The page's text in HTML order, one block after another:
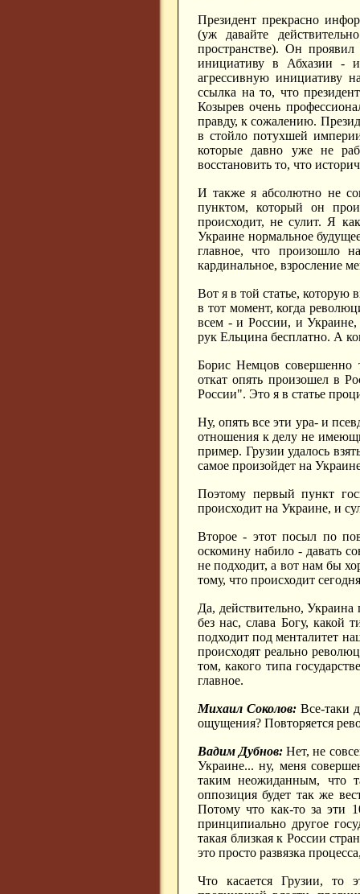
Президент прекрасно
(уж давайте
пространстве). Он
инициативу в Абхазии -
агрессивную инициативу
ссылка на то, что
Козырев очень
правду, к сожалению.
в стойло потухшей
которые давно уже не
восстановить то, что
И также я абсолютно не
пунктом, который он
происходит, не сулит. Я
Украине нормальное
главное, что произошло
кардинальное, взросление
Вот я в той статье,
в тот момент, когда
всем - и России, и
рук Ельцина бесплатно. А
Борис Немцов совершенно
откат опять произошел в
России". Это я в статье
Ну, опять все эти ура- и
отношения к делу не
пример. Грузии удалось
самое произойдет на
Поэтому первый пункт
происходит на Украине, и
Второе - этот посыл по
оскомину набило - давать
не подходит, а вот нам бы
тому, что происходит
Да, действительно, Украина
без нас, слава Богу, какой
подходит под менталитет
происходят реально
том, какого типа
главное.
Михаил Соколов: Все-таки
ощущения? Повторяется
Вадим Дубнов: Нет, не
Украине... ну, меня
таким неожиданным, что
оппозиция будет так же
Потому что как-то за эти
принципиально другое
такая близкая к России
это просто развязка
Что касается Грузии, то